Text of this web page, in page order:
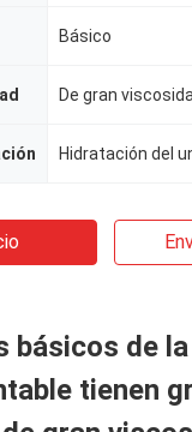
Básico
De gran
Hidratación del
básicos de
tienen